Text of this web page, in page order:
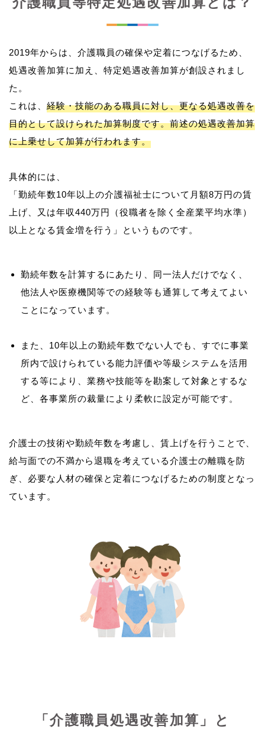
2019年からは、介護職員の確保や定着につなげるため、
処遇改善加算に加え、特定処遇改善加算が創設されまし
た。
これは、 経験・技能のある職員に対し、更なる処遇改善を
目的として設けられた加算制度です。前述の処遇改善加算
に上乗せして加算が行われます。
具体的には、
「勤続年数10年以上の介護福祉士について月額8万円の賃
上げ、又は年収440万円（役職者を除く全産業平均水準）
勤続年数を計算するにあたり、同一法人だけでなく、
他法人や医療機関等での経験等も通算して考えてよい
ことになっています。
また、10年以上の勤続年数でない人でも、すでに事業
所内で設けられている能力評価や等級システムを活用
する等により、業務や技能等を勘案して対象とするな
ど、各事業所の裁量により柔軟に設定が可能です。
介護士の技術や勤続年数を考慮し、賃上げを行うことで、
給与面での不満から退職を考えている介護士の離職を防
ぎ、必要な人材の確保と定着につなげるための制度となっ
ています。
「介護職員処遇改善加算」と